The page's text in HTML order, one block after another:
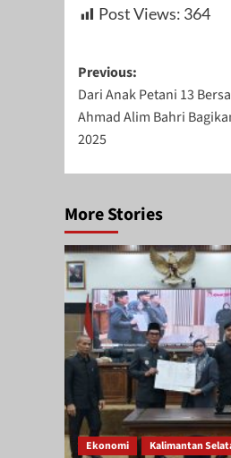
Post Views: 364
Post
navigation
Previous:
Dari Anak Petani 13
Ahmad Alim Bahri
2025
More Stories
Ekonomi Kalimantan